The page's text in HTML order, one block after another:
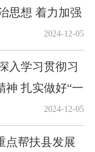
思想 着力加强
2024-12-05
入学习贯彻习
神 扎实做好“一
2024-12-05
点帮扶县发展